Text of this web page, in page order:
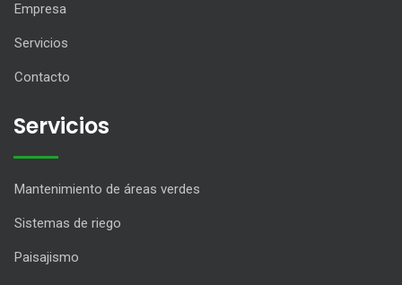
Empresa
Servicios
Contacto
Servicios
Mantenimiento de áreas verdes
Sistemas de riego
Paisajismo